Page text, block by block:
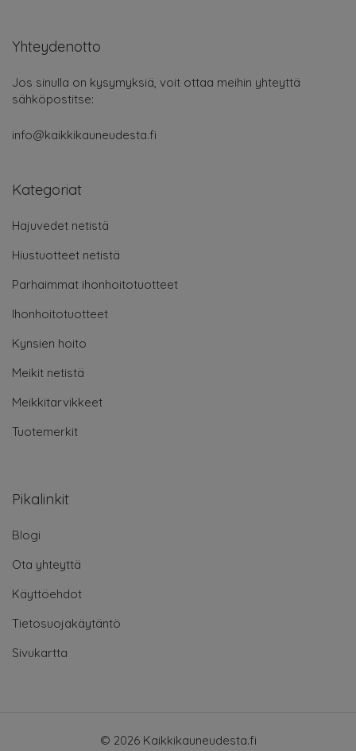
Yhteydenotto
Jos sinulla on kysymyksiä, voit ottaa meihin yhteyttä
sähköpostitse:
info@kaikkikauneudesta.fi
Kategoriat
Hajuvedet netistä
Hiustuotteet netistä
Parhaimmat ihonhoitotuotteet
Ihonhoitotuotteet
Kynsien hoito
Meikit netistä
Meikkitarvikkeet
Tuotemerkit
Pikalinkit
Blogi
Ota yhteyttä
Käyttöehdot
Tietosuojakäytäntö
Sivukartta
© 2026 Kaikkikauneudesta.fi